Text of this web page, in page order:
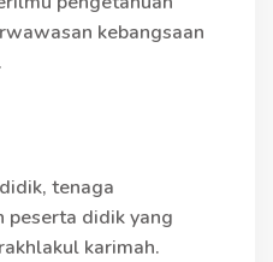
kebangsaan
tenaga
peserta didik yang
karimah.